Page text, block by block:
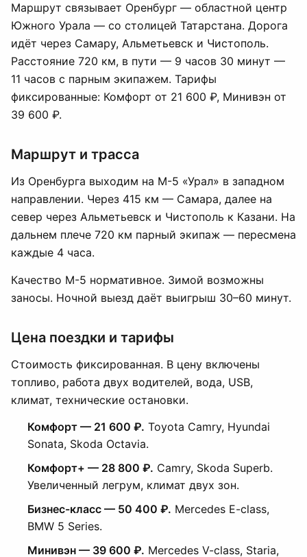
Маршрут связывает Оренбург — областной центр
Южного Урала — со столицей Татарстана. Дорога
идёт через Самару, Альметьевск и Чистополь.
Расстояние 720 км, в пути — 9 часов 30 минут —
11 часов с парным экипажем. Тарифы
фиксированные: Комфорт от 21 600 ₽, Минивэн от
39 600 ₽.
Маршрут и трасса
Из Оренбурга выходим на М-5 «Урал» в западном
направлении. Через 415 км — Самара, далее на
север через Альметьевск и Чистополь к Казани. На
дальнем плече 720 км парный экипаж — пересмена
каждые 4 часа.
Качество М-5 нормативное. Зимой возможны
заносы. Ночной выезд даёт выигрыш 30–60 минут.
Цена поездки и тарифы
Стоимость фиксированная. В цену включены
топливо, работа двух водителей, вода, USB,
климат, технические остановки.
Комфорт — 21 600 ₽. Toyota Camry, Hyundai
Sonata, Skoda Octavia.
Комфорт+ — 28 800 ₽. Camry, Skoda Superb.
Увеличенный легрум, климат двух зон.
Бизнес-класс — 50 400 ₽. Mercedes E-class,
BMW 5 Series.
Минивэн — 39 600 ₽. Mercedes V-class, Staria,